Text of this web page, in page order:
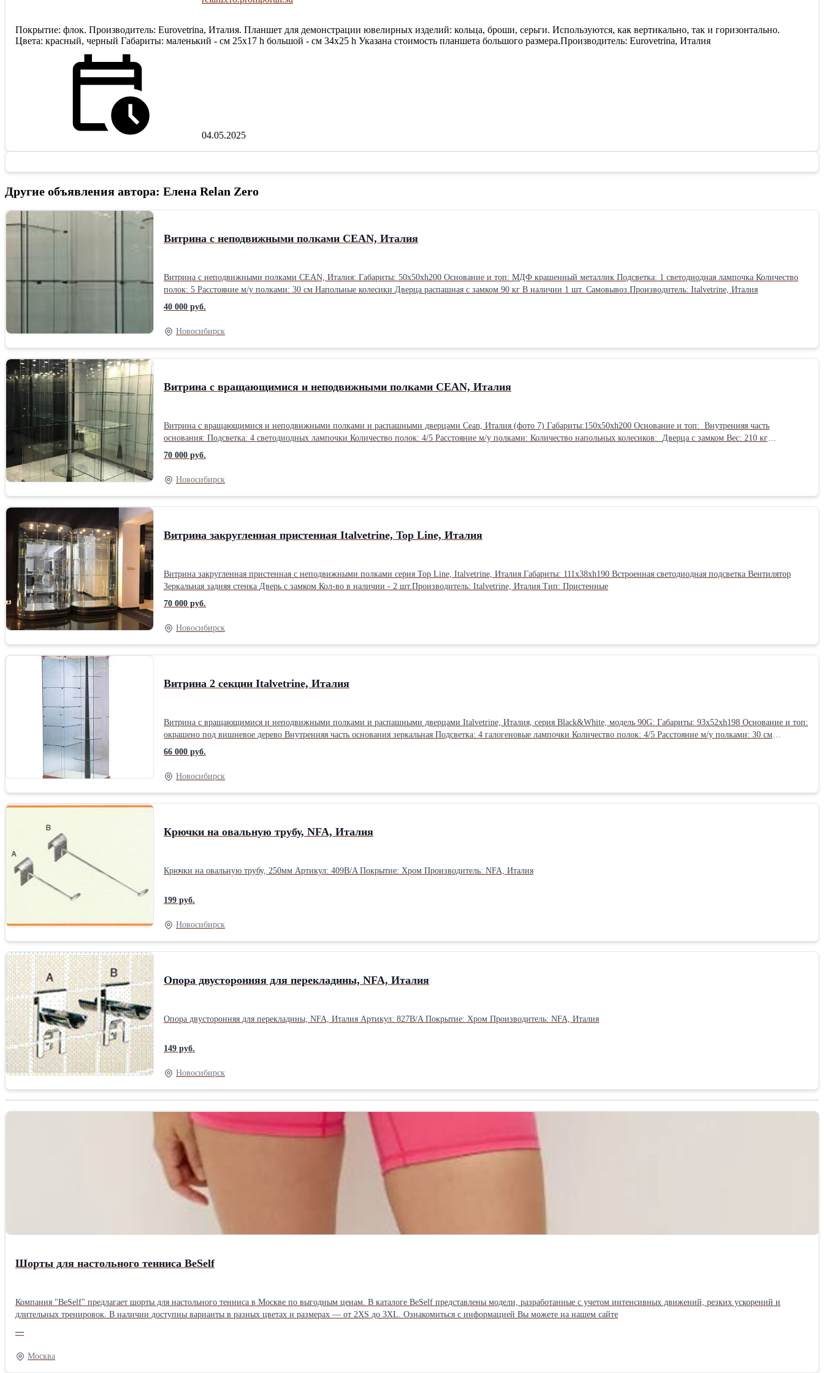
Покрытие: флок. Производитель: Eurovetrina, Италия. Планшет для демонстрации ювелирных изделий: кольца, броши, серьги. Используются, как вертикально, так и горизонтально.
Цвета: красный, черный Габариты: маленький - см 25х17 h большой - см 34х25 h Указана стоимость планшета большого размера.Производитель: Eurovetrina, Италия
04.05.2025
Другие объявления автора: Елена Relan Zero
Витрина с неподвижными полками CEAN, Италия
Витрина с неподвижными полками CEAN, Италия: Габариты: 50x50xh200 Основание и топ: МДФ крашенный металлик Подсветка: 1 светодиодная лампочка Количество
полок: 5 Расстояние м/у полками: 30 см Напольные колесики Дверца распашная с замком 90 кг В наличии 1 шт. Самовывоз.Производитель: Italvetrine, Италия
40 000 руб.
Новосибирск
Витрина с вращающимися и неподвижными полками CEAN, Италия
Витрина с вращающимися и неподвижными полками и распашными дверцами Cean, Италия (фото 7) Габариты:150x50xh200 Основание и топ: Внутренняя часть
основания: Подсветка: 4 светодиодных лампочки Количество полок: 4/5 Расстояние м/у полками: Количество напольных колесиков: Дверца с замком Вес: 210 кг
70 000 руб.
Новосибирск
Витрина закругленная пристенная Italvetrine, Top Line, Италия
Витрина закругленная пристенная с неподвижными полками серия Top Line, Italvetrine, Италия Габариты: 111x38xh190 Встроенная светодиодная подсветка Вентилятор
Зеркальная задняя стенка Дверь с замком Кол-во в наличии - 2 шт.Производитель: Italvetrine, Италия Тип: Пристенные
70 000 руб.
Новосибирск
Витрина 2 секции Italvetrine, Италия
Витрина с вращающимися и неподвижными полками и распашными дверцами Italvetrine, Италия, серия Black&White, модель 90G: Габариты: 93x52xh198 Основание и топ:
окрашено под вишневое дерево Внутренняя часть основания зеркальная Подсветка: 4 галогеновые лампочки Количество полок: 4/5 Расстояние м/у полками: 30 см
66 000 руб.
Новосибирск
Крючки на овальную трубу, NFA, Италия
Крючки на овальную трубу, 250мм Артикул: 409B/A Покрытие: Хром Производитель: NFA, Италия
199 руб.
Новосибирск
Опора двусторонняя для перекладины, NFA, Италия
Опора двусторонняя для перекладины, NFA, Италия Артикул: 827B/A Покрытие: Хром Производитель: NFA, Италия
149 руб.
Новосибирск
Шорты для настольного тенниса BeSelf
Компания "BeSelf" предлагает шорты для настольного тенниса в Москве по выгодным ценам. В каталоге BeSelf представлены модели, разработанные с учетом интенсивных движений, резких ускорений и
длительных тренировок. В наличии доступны варианты в разных цветах и размерах — от 2XS до 3XL. Ознакомиться с информацией Вы можете на нашем сайте
—
Москва